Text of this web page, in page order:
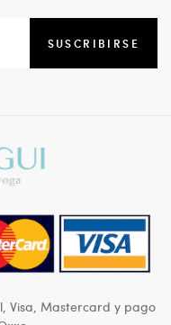
SUSCRIBIRSE
Visa, Mastercard y pago